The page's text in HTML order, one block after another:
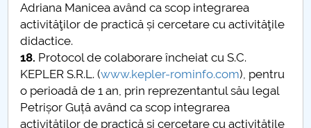
Adriana Manicea având ca scop integrarea
activităţilor de practică și cercetare cu activităţile
didactice.
18. Protocol de colaborare încheiat cu S.C.
KEPLER S.R.L. (www.kepler-rominfo.com), pentru
o perioadă de 1 an, prin reprezentantul său legal
Petrișor Guță având ca scop integrarea
activităţilor de practică și cercetare cu activităţile